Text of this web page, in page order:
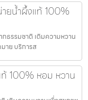
ยน้ำผึ้งแท้ 100%
ธรรมชาติ เติมความหวาน
าย บริการส
100% หอม หวาน